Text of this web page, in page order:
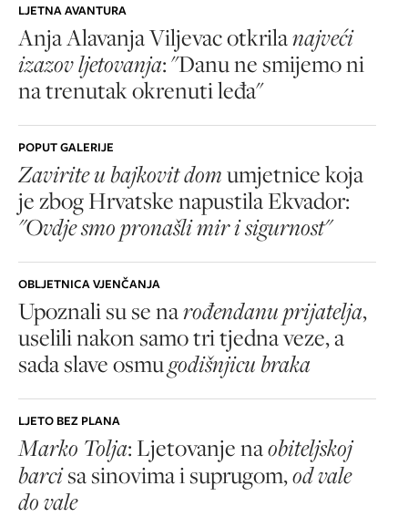
LJETNA AVANTURA
Anja Alavanja Viljevac otkrilanajveći
izazov ljetovanja: "Danu ne smijemo ni
na trenutak okrenuti leđa"
POPUT GALERIJE
Zavirite u bajkovit domumjetnice koja
je zbog Hrvatske napustila Ekvador:
"Ovdje smo pronašli mir i sigurnost"
OBLJETNICA VJENČANJA
Upoznali su se narođendanu prijatelja,
uselili nakon samo tri tjedna veze, a
sada slave osmugodišnjicu braka
LJETO BEZ PLANA
Marko Tolja: Ljetovanje naobiteljskoj
barcisa sinovima i suprugom,od vale
do vale